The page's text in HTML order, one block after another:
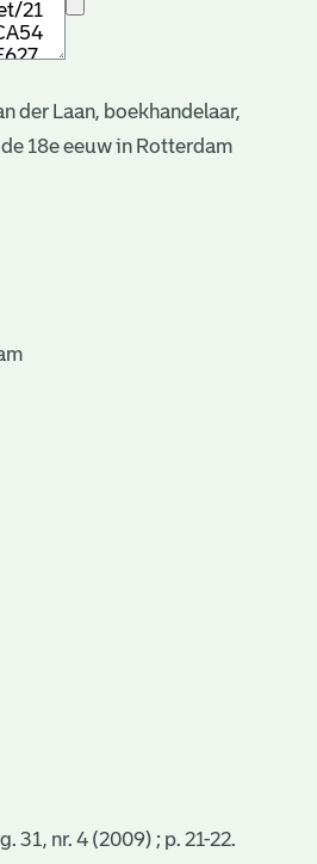
der Laan, boekhandelaar,
18e eeuw in Rotterdam
31, nr. 4 (2009) ; p. 21-22.